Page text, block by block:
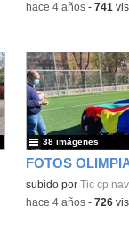
-hace 4 años- 741
FOTOS
Contenido educativo.
subido por Tic cp
38 imágenes
-hace 4 años- 726